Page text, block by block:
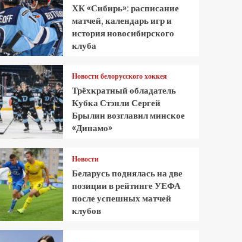
ХК «Сибирь»: расписание
матчей, календарь игр и
история новосибирского
клуба
Новости белорусского хоккея
Трёхкратный обладатель
Кубка Стэнли Сергей
Брылин возглавил минское
«Динамо»
Новости
Беларусь поднялась на две
позиции в рейтинге УЕФА
после успешных матчей
клубов